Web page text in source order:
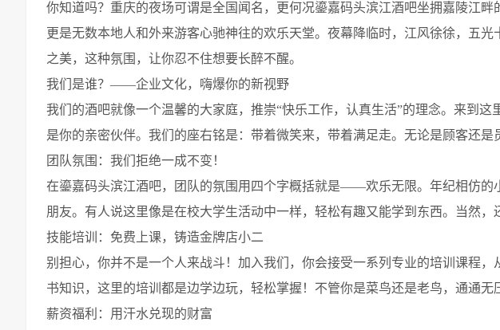
你知道吗？重庆的夜场可谓是全国闻名，更何况鎏嘉码头滨江酒吧坐拥嘉陵江畔
更是无数本地人和外来游客心驰神往的欢乐天堂。夜幕降临时，江风徐徐，五
之美，这种氛围，让你忍不住想要长醉不醒。
我们是谁？——企业文化，嗨爆你的新视野
我们的酒吧就像一个温馨的大家庭，推崇“快乐工作，认真生活”的理念。来到
是你的亲密伙伴。我们的座右铭是：带着微笑来，带着满足走。无论是顾客还是
团队氛围：我们拒绝一成不变！
在鎏嘉码头滨江酒吧，团队的氛围用四个字概括就是——欢乐无限。年纪相仿的
朋友。有人说这里像是在校大学生活动中一样，轻松有趣又能学到东西。当然，
技能培训：免费上课，铸造金牌店小二
别担心，你并不是一个人来战斗！加入我们，你会接受一系列专业的培训课程
书知识，这里的培训都是边学边玩，轻松掌握！不管你是菜鸟还是老鸟，通通无
薪资福利：用汗水兑现的财富